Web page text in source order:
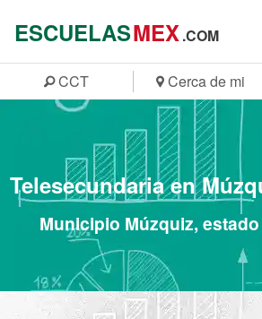
ESCUELASMEX.COM
CCT Cerca de mi
Telesecundaria en
Municipio Múzquiz,